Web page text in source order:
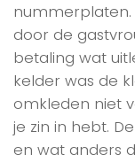
door de
betaling wat
kelder was de
omkleden niet
je zin in hebt.
en wat anders